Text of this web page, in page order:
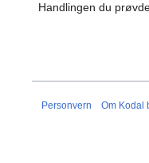
Handlingen du
Personvern Om Kodal